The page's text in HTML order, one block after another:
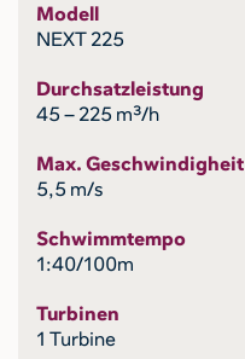
Modell
NEXT 225
Durchsatzleistung
45 – 225 m³/h
Max. Geschwindigheit
5,5 m/s
Schwimmtempo
1:40/100m
Turbinen
1 Turbine